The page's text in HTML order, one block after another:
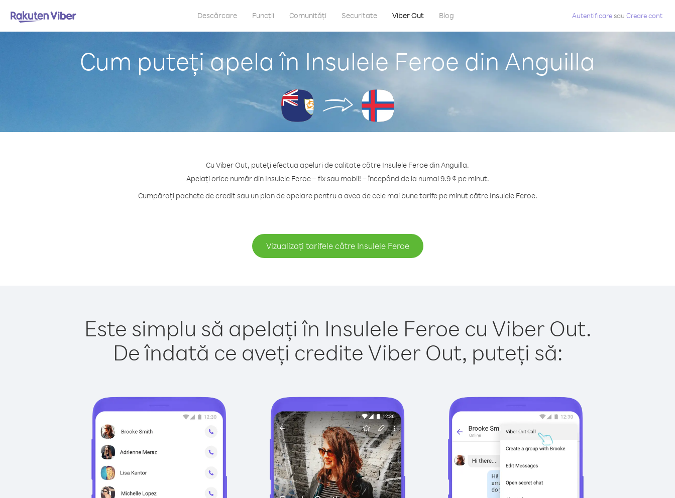
Descărcare Funcții Comunități Securitate Viber Out Blog Autentificaresau Creare cont
Cum puteți apela în Insulele Feroe din Anguilla
Cu Viber Out, puteți efectua apeluri de calitate către Insulele Feroe din Anguilla.
Apelați orice număr din Insulele Feroe – fix sau mobil! – începând de la numai 9.9 ¢ pe minut.
Cumpărați pachete de credit sau un plan de apelare pentru a avea de cele mai bune tarife pe minut către Insulele Feroe.
Vizualizați tarifele către Insulele Feroe
Este simplu să apelați în Insulele Feroe cu Viber Out.
De îndată ce aveți credite Viber Out, puteți să: